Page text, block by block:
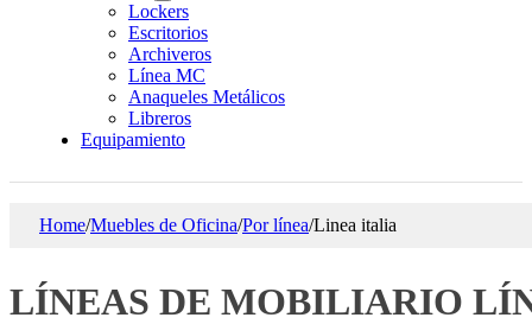
Lockers
Escritorios
Archiveros
Línea MC
Anaqueles Metálicos
Libreros
Equipamiento
Home/Muebles de Oficina/Por línea/Linea italia
LÍNEAS DE MOBILIARIO